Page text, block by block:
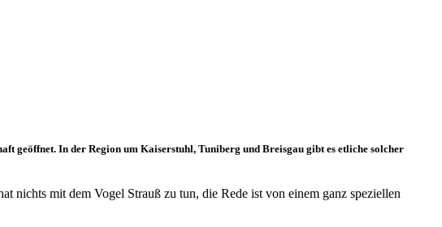
geöffnet. In der Region um Kaiserstuhl, Tuniberg und Breisgau gibt es etliche solcher
nichts mit dem Vogel Strauß zu tun, die Rede ist von einem ganz speziellen